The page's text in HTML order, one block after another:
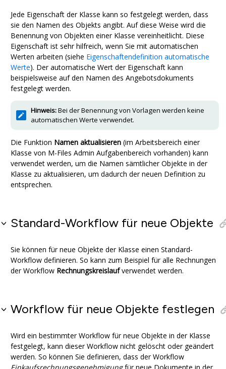
Jede Eigenschaft der Klasse kann so festgelegt werden, dass
sie den Namen des Objekts angibt. Auf diese Weise wird die
Benennung von Objekten einer Klasse vereinheitlicht. Diese
Eigenschaft ist sehr hilfreich, wenn Sie mit automatischen
Werten arbeiten (siehe Eigenschaftendefinition automatische
Werte). Der automatische Wert der Eigenschaft kann
beispielsweise auf den Namen des Angebotsdokuments
festgelegt werden.
Hinweis:Bei der Benennung von Vorlagen werden keine
automatischen Werte verwendet.
Die Funktion Namen aktualisieren (im Arbeitsbereich einer
Klasse von M-Files Admin Aufgabenbereich vorhanden) kann
verwendet werden, um die Namen sämtlicher Objekte in der
Klasse zu aktualisieren, um dadurch der neuen Definition zu
entsprechen.
Standard-Workflow für neue Objekte
Sie können für neue Objekte der Klasse einen Standard-
Workflow definieren. So kann zum Beispiel für alle Rechnungen
der Workflow Rechnungskreislaufverwendet werden.
Workflow für neue Objekte festlegen
Wird ein bestimmter Workflow für neue Objekte in der Klasse
festgelegt, kann dieser Workflow nicht gelöscht oder geändert
werden. So können Sie definieren, dass der Workflow